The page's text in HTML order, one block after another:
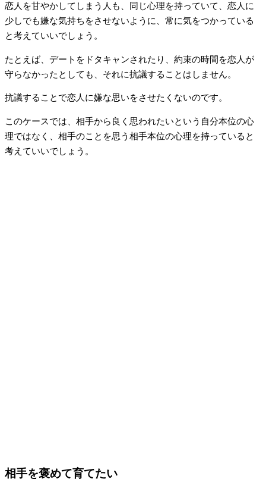
恋人を甘やかしてしまう人も、同じ心理を持っていて、恋人に
少しでも嫌な気持ちをさせないように、常に気をつかっている
と考えていいでしょう。
たとえば、デートをドタキャンされたり、約束の時間を恋人が
守らなかったとしても、それに抗議することはしません。
抗議することで恋人に嫌な思いをさせたくないのです。
このケースでは、相手から良く思われたいという自分本位の心
理ではなく、相手のことを思う相手本位の心理を持っていると
考えていいでしょう。
相手を褒めて育てたい